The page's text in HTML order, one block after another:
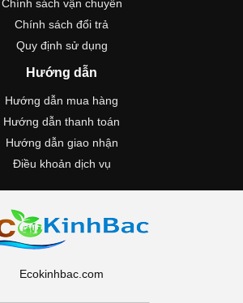
Chính sách vận chuyển
Chính sách đổi trả
Quy định sử dụng
Hướng dẫn
Hướng dẫn mua hàng
Hướng dẫn thanh toán
Hướng dẫn giao nhận
Điều khoản dịch vụ
Ecokinhbac.com